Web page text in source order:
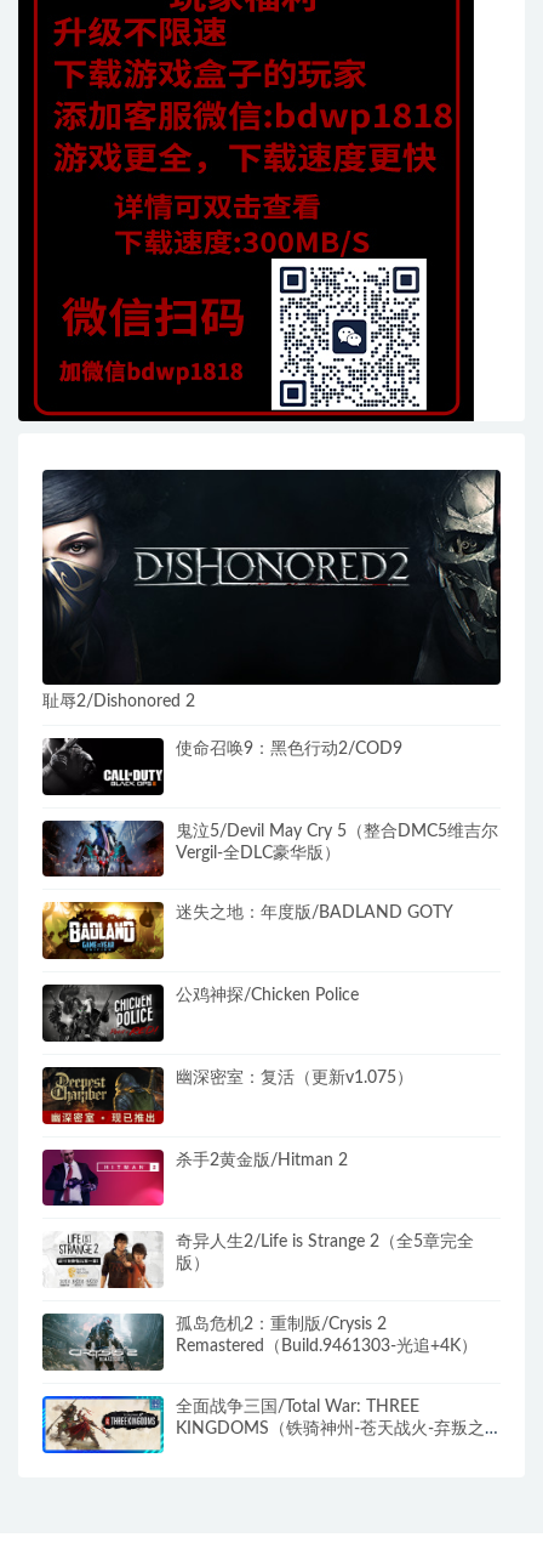
耻辱2/Dishonored 2
使命召唤9：黑色行动2/COD9
鬼泣5/Devil May Cry 5（整合DMC5维吉尔
Vergil-全DLC豪华版）
迷失之地：年度版/BADLAND GOTY
公鸡神探/Chicken Police
幽深密室：复活（更新v1.075）
杀手2黄金版/Hitman 2
奇异人生2/Life is Strange 2（全5章完全
版）
孤岛危机2：重制版/Crysis 2
Remastered（Build.9461303-光追+4K）
全面战争三国/Total War: THREE
KINGDOMS（铁骑神州-苍天战火-弃叛之